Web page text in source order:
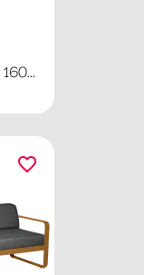
favorite_border